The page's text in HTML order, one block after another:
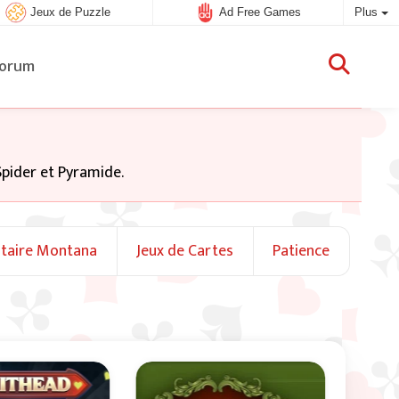
Jeux de Puzzle Ad Free Games Plus
et Pyramide.
Montana Jeux de Cartes Patience